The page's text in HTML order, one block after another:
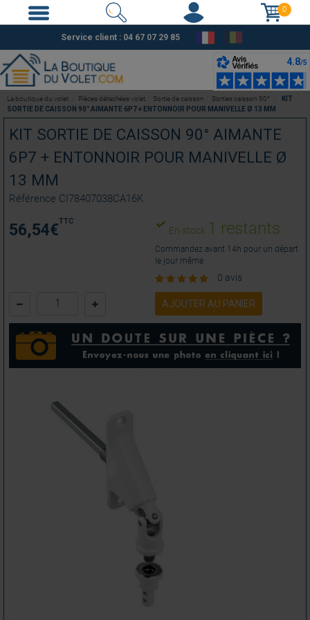
0
Service client : 04 67 07 29 85
KIT SORTIE DE CAISSON 90° AIMANTE
6P7 + ENTONNOIR POUR MANIVELLE Ø
13 MM
Référence CI78407038CA16K
56,54€TTC
En stock 1 restants
Commandez avant 14h pour un départ
le jour même
0 avis
AJOUTER AU PANIER
La boutique du volet Pièces détachées volet Sortie de caisson Sorties caisson 90°
KIT
SORTIE DE CAISSON 90° AIMANTE 6P7 + ENTONNOIR POUR MANIVELLE Ø 13 MM